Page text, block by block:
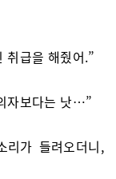
취급을 해줬어.”
자보다는 낫…”
리가 들려오더니,